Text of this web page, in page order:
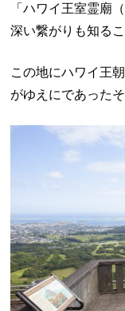
「ハワイ王室霊廟
深い繋がりも知る
この地にハワイ王
がゆえにであったそ